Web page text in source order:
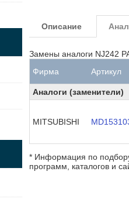
Описание
Замены аналоги NJ242
Фирма
Артикул
Аналоги (заменители)
MITSUBISHI
* Информация по
программ, каталогов и